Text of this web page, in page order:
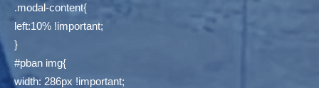
.modal-content{
left:10% !important;
}
#pban img{
width: 286px !important;